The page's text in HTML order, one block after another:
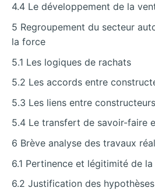
4.4 Le développement de la
5 Regroupement du secteur
la force
5.1 Les logiques de rachats
5.2 Les accords entre
5.3 Les liens entre
5.4 Le transfert de savoir-faire
6 Brève analyse des travaux
6.1 Pertinence et légitimité de
6.2 Justification des